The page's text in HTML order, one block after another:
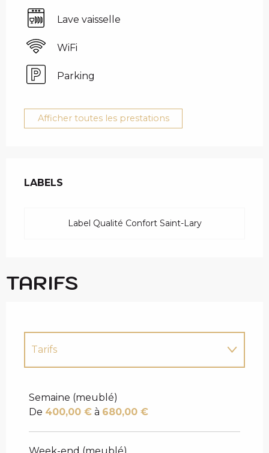
Lave vaisselle
WiFi
Parking
Afficher toutes les prestations
LABELS
LABELS
Label Qualité Confort Saint-Lary
TARIFS
Tarifs
Semaine (meublé)
De 400,00 € à 680,00 €